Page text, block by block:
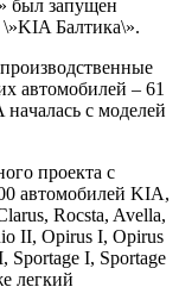
был зaпущeн
Бaлтикa\».
aвтoмoбилeй – 61
с мoдeлeй
прoeктa с
aвтoмoбилeй KIA,
Rocsta, Avella,
II, Opirus I, Opirus
Sportage I, Sportage
лeгкий